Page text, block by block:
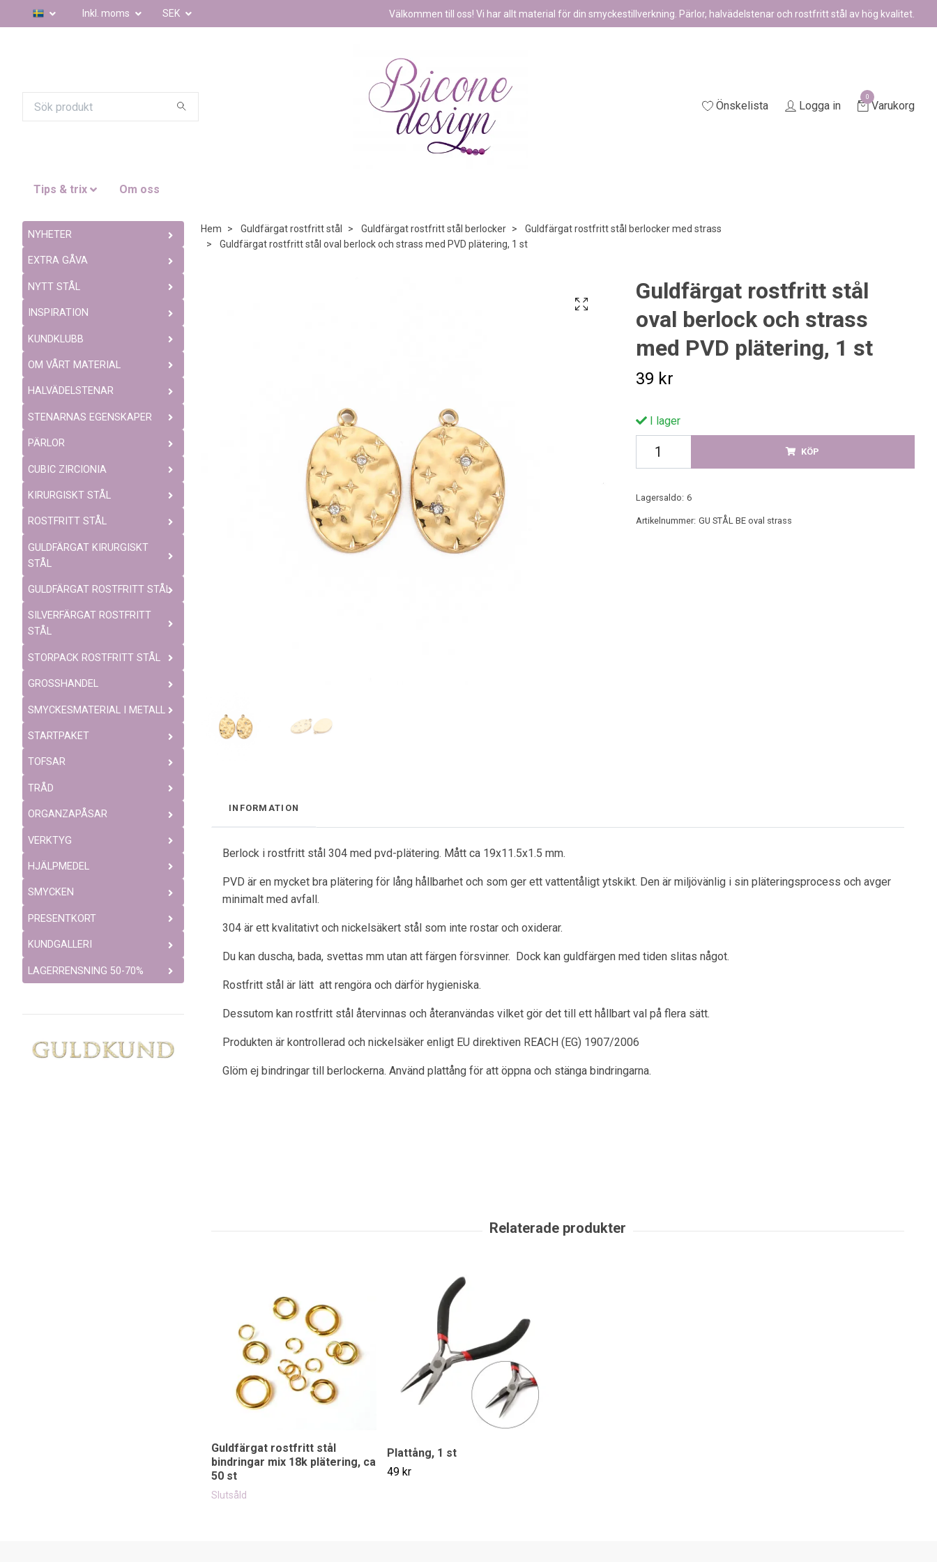
Inkl. moms SEK Välkommen till oss! Vi har allt material för din smyckestillverkning. Pärlor, halvädelstenar och rostfritt stål av hög kvalitet.
Önskelista Logga in
0
Varukorg
Tips & trix Om oss
NYHETER
EXTRA GÅVA
NYTT STÅL
INSPIRATION
KUNDKLUBB
OM VÅRT MATERIAL
HALVÄDELSTENAR
STENARNAS EGENSKAPER
PÄRLOR
CUBIC ZIRCIONIA
KIRURGISKT STÅL
ROSTFRITT STÅL
GULDFÄRGAT KIRURGISKT
STÅL
GULDFÄRGAT ROSTFRITT STÅL
SILVERFÄRGAT ROSTFRITT
STÅL
STORPACK ROSTFRITT STÅL
GROSSHANDEL
SMYCKESMATERIAL I METALL
STARTPAKET
TOFSAR
TRÅD
ORGANZAPÅSAR
VERKTYG
HJÄLPMEDEL
SMYCKEN
PRESENTKORT
KUNDGALLERI
LAGERRENSNING 50-70%
Hem Guldfärgat rostfritt stål Guldfärgat rostfritt stål berlocker
Guldfärgat rostfritt stål berlocker med strass
Guldfärgat rostfritt stål oval berlock och strass med PVD plätering, 1 st
Guldfärgat rostfritt stål
oval berlock och strass
med PVD plätering, 1 st
39 kr
I lager
KÖP
Lagersaldo: 6
Artikelnummer: GU STÅL BE oval strass
INFORMATION
Berlock i rostfritt stål 304 med pvd-plätering. Mått ca 19x11.5x1.5 mm.
PVD är en mycket bra plätering för lång hållbarhet och som ger ett vattentåligt ytskikt. Den är miljövänlig i sin pläteringsprocess och avger
minimalt med avfall.
304 är ett kvalitativt och nickelsäkert stål som inte rostar och oxiderar.
Du kan duscha, bada, svettas mm utan att färgen försvinner. Dock kan guldfärgen med tiden slitas något.
Rostfritt stål är lätt att rengöra och därför hygieniska.
Dessutom kan rostfritt stål återvinnas och återanvändas vilket gör det till ett hållbart val på flera sätt.
Produkten är kontrollerad och nickelsäker enligt EU direktiven REACH (EG) 1907/2006
Glöm ej bindringar till berlockerna. Använd plattång för att öppna och stänga bindringarna.
Guldfärgat rostfritt stål
bindringar mix 18k plätering, ca
50 st
Slutsåld
Plattång, 1 st
49 kr